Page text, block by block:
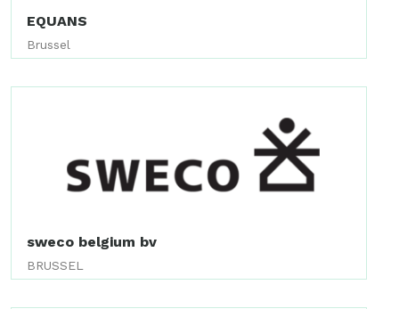
EQUANS
Brussel
sweco belgium bv
BRUSSEL